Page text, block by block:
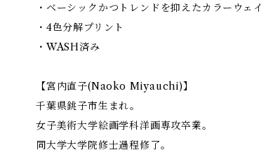
・ベーシックかつトレンドを抑えたカラーウェイ
・4色分解プリント
・WASH済み
【宮内直子(Naoko Miyauchi)】
千葉県銚子市生まれ。
女子美術大学絵画学科洋画専攻卒業。
同大学大学院修士過程修了。